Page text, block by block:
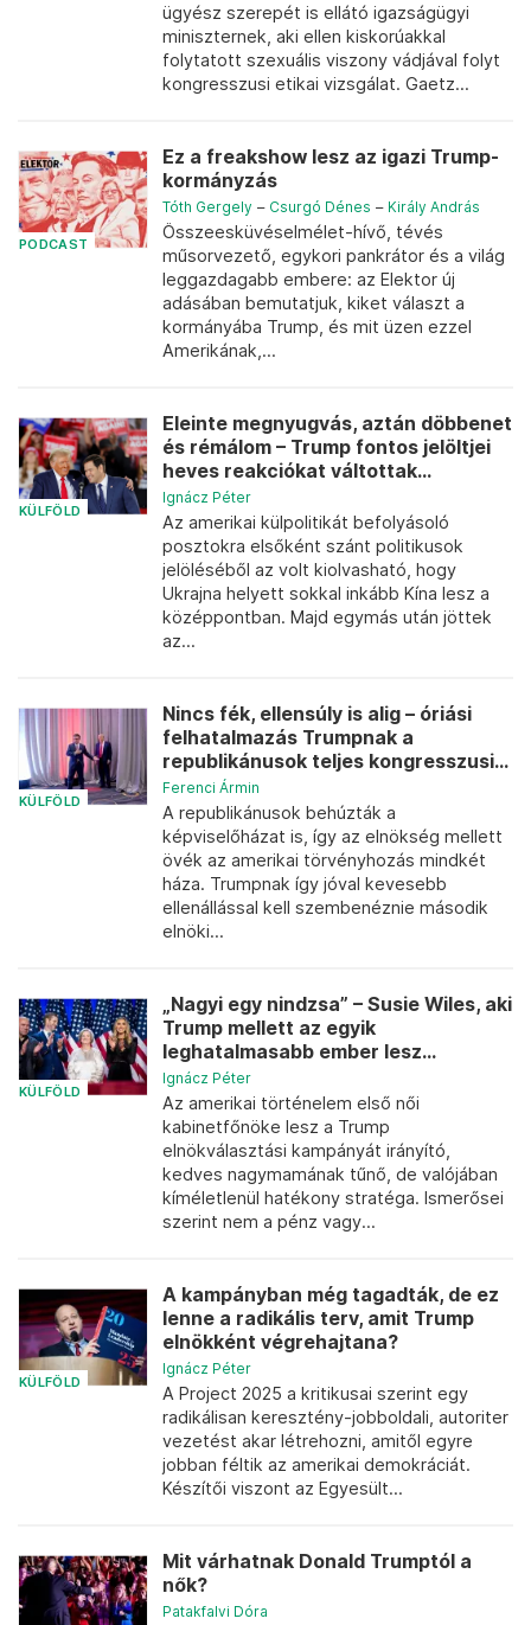
ügyész szerepét is ellátó igazságügyi
miniszternek, aki ellen kiskorúakkal
folytatott szexuális viszony vádjával folyt
kongresszusi etikai vizsgálat. Gaetz...
PODCAST
Ez a freakshow lesz az igazi Trump-
kormányzás
Tóth Gergely – Csurgó Dénes – Király András
Összeesküvéselmélet-hívő, tévés
műsorvezető, egykori pankrátor és a világ
leggazdagabb embere: az Elektor új
adásában bemutatjuk, kiket választ a
kormányába Trump, és mit üzen ezzel
Amerikának,...
KÜLFÖLD
Eleinte megnyugvás, aztán döbbenet
és rémálom – Trump fontos jelöltjei
heves reakciókat váltottak...
Ignácz Péter
Az amerikai külpolitikát befolyásoló
posztokra elsőként szánt politikusok
jelöléséből az volt kiolvasható, hogy
Ukrajna helyett sokkal inkább Kína lesz a
középpontban. Majd egymás után jöttek
az...
KÜLFÖLD
Nincs fék, ellensúly is alig – óriási
felhatalmazás Trumpnak a
republikánusok teljes kongresszusi...
Ferenci Ármin
A republikánusok behúzták a
képviselőházat is, így az elnökség mellett
övék az amerikai törvényhozás mindkét
háza. Trumpnak így jóval kevesebb
ellenállással kell szembenéznie második
elnöki...
KÜLFÖLD
„Nagyi egy nindzsa” – Susie Wiles, aki
Trump mellett az egyik
leghatalmasabb ember lesz...
Ignácz Péter
Az amerikai történelem első női
kabinetfőnöke lesz a Trump
elnökválasztási kampányát irányító,
kedves nagymamának tűnő, de valójában
kíméletlenül hatékony stratéga. Ismerősei
szerint nem a pénz vagy...
KÜLFÖLD
A kampányban még tagadták, de ez
lenne a radikális terv, amit Trump
elnökként végrehajtana?
Ignácz Péter
A Project 2025 a kritikusai szerint egy
radikálisan keresztény-jobboldali, autoriter
vezetést akar létrehozni, amitől egyre
jobban féltik az amerikai demokráciát.
Készítői viszont az Egyesült...
Mit várhatnak Donald Trumptól a
nők?
Patakfalvi Dóra